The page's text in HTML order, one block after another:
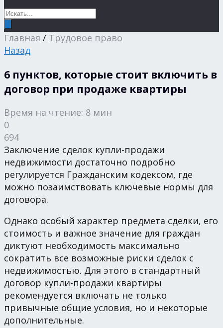
Главная / Трудовое право
Назад
6 пунктов, которые стоит включить в
договор при продаже квартиры
Время на чтение: 8 мин
0
694
Заключение сделок купли-продажи
недвижимости достаточно подробно
регулируется Гражданским кодексом, где
можно позаимствовать ключевые нормы для
договора.
Однако особый характер предмета сделки, его
стоимость и важное значение для граждан
диктуют необходимость максимально
сократить все возможные риски сделок с
недвижимостью. Для этого в стандартный
договор купли-продажи квартиры
рекомендуется включать не только
привычные общие условия, но и некоторые
дополнительные.